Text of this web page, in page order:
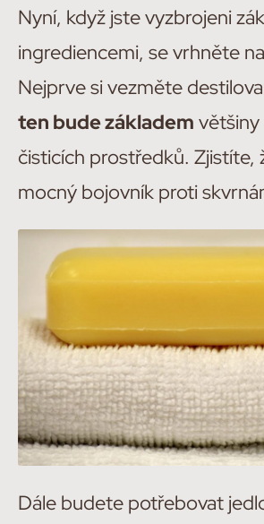
Nyní, když jste vyzbrojeni
ingrediencemi, se vrhněte
Nejprve si vezměte
ten bude základem většiny
čisticích prostředků. Zjistíte,
mocný bojovník proti
Dále budete potřebovat